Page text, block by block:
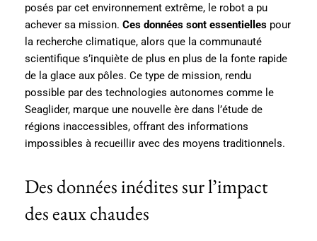
posés par cet environnement extrême, le robot a pu
achever sa mission. Ces données sont essentielles pour
la recherche climatique, alors que la communauté
scientifique s’inquiète de plus en plus de la fonte rapide
de la glace aux pôles. Ce type de mission, rendu
possible par des technologies autonomes comme le
Seaglider, marque une nouvelle ère dans l’étude de
régions inaccessibles, offrant des informations
impossibles à recueillir avec des moyens traditionnels.
Des données inédites sur l’impact
des eaux chaudes